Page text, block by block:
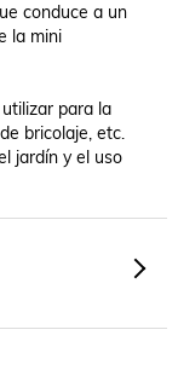
conduce a un
la mini
para la
bricolaje, etc.
jardín y el uso